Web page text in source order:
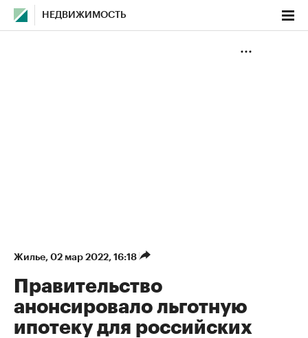
НЕДВИЖИМОСТЬ
Жилье⁠, 02 мар 2022, 16:18
Правительство
анонсировало льготную
ипотеку для российских